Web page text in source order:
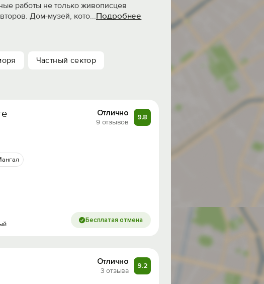
работы не только живописцев
Дом-музей, кото...Подробнее
Частный сектор
Отлично
9 отзывов
9.8
Бесплатая отмена
Отлично
3 отзыва
9.2